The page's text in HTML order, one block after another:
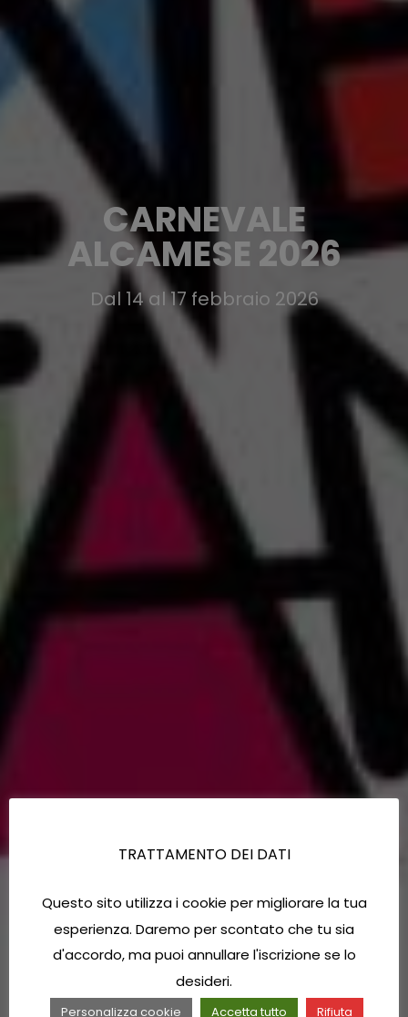
CARNEVALE
ALCAMESE 2026
Dal 14 al 17 febbraio 2026
TRATTAMENTO DEI DATI
Questo sito utilizza i cookie per migliorare la tua
esperienza. Daremo per scontato che tu sia
d'accordo, ma puoi annullare l'iscrizione se lo
desideri.
Personalizza cookie Accetta tutto Rifiuta